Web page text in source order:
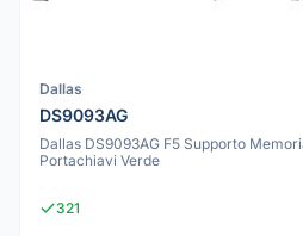
Dallas
DS9093AG
Dallas DS9093AG F5 Supporto
Portachiavi Verde
321